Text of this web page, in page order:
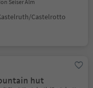
Seiser Alm
Castelrotto
hut